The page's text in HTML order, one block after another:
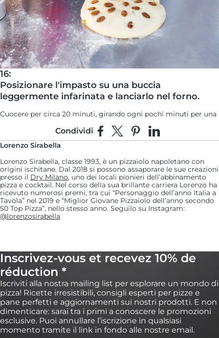
16:
Posizionare l'impasto su una buccia
leggermente infarinata e lanciarlo nel forno.
Cuocere per circa 20 minuti, girando ogni pochi minuti per una
17:
Rimuovi la pizza del pantone dal forno e lasciala
raffreddare per almeno un'ora prima di tagliare
e servire.
Condividi Condividi su Facebook
Condividi su X
Fai pin su Pinterest
Condividi su
Lorenzo Sirabella
Lorenzo Sirabella, classe 1993, è un pizzaiolo napoletano con
origini ischitane. Dal 2018 si possono assaporare le sue creazioni
presso il Dry Milano, uno dei locali pionieri dell’abbinamento
pizza e cocktail. Nel corso della sua brillante carriera Lorenzo ha
ricevuto numerosi premi, tra cui “Personaggio dell’anno Italia a
Tavola” nel 2019 e “Miglior Giovane Pizzaiolo dell’anno secondo
50 Top Pizza”, nello stesso anno. Seguilo su Instagram:
@lorenzosirabella
Inscrivez-vous et recevez 10% de
réduction *
Iscriviti alla nostra mailing list per esplorare un mondo di
pizza! Ricette irresistibili, consigli esperti per pizze e
pane perfetti e aggiornamenti sui nostri prodotti. E non
dimenticare: sarai tra i primi a conoscere le promozioni
esclusive. Puoi annullare l’iscrizione in qualsiasi
momento tramite il link in fondo alle nostre email.